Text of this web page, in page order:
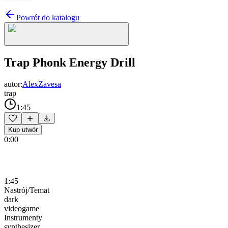
Powrót do katalogu
Trap Phonk Energy Drill
autor:AlexZavesa
trap
1:45
Kup utwór
0:00
1:45
Nastrój/Temat
dark
videogame
Instrumenty